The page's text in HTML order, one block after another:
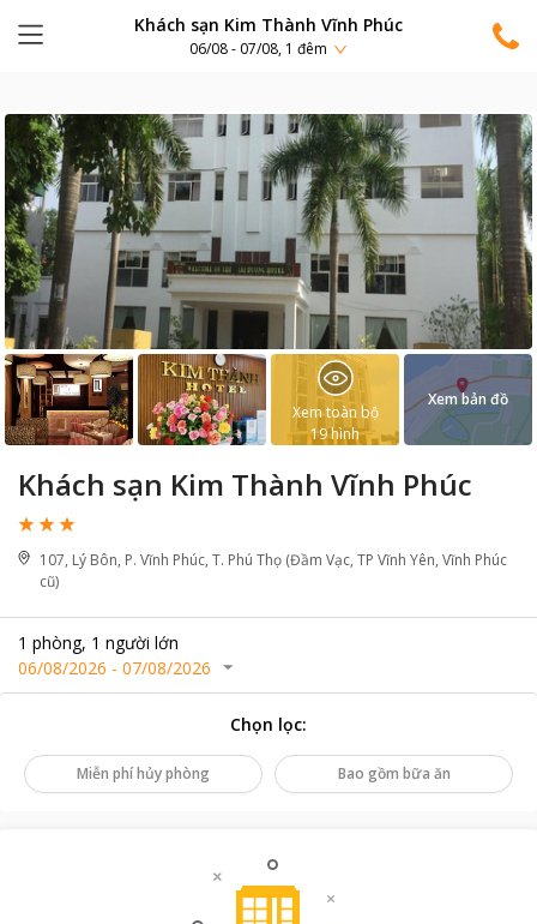
Khách sạn Kim Thành Vĩnh Phúc
06/08 - 07/08, 1 đêm
Khách sạn Kim Thành Vĩnh Phúc
107, Lý Bôn, P. Vĩnh Phúc, T. Phú Thọ (Đầm Vạc, TP Vĩnh Yên, Vĩnh Phúc
cũ)
1 phòng, 1 người lớn
06/08/2026 - 07/08/2026
Xem toàn bộ
19hình
Xem bản đồ
Chọn lọc:
Miễn phí hủy phòng Bao gồm bữa ăn